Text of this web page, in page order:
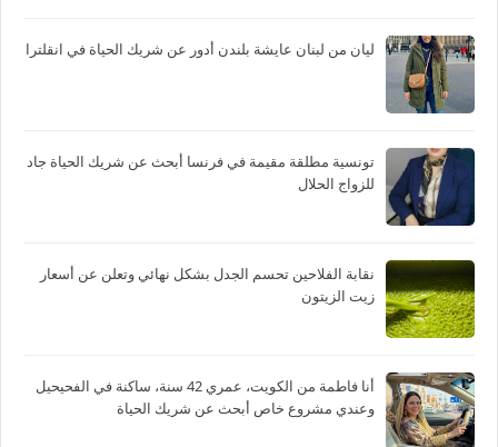
ليان من لبنان عايشة بلندن أدور عن شريك الحياة في انقلترا
تونسية مطلقة مقيمة في فرنسا أبحث عن شريك الحياة جاد
للزواج الحلال
نقابة الفلاحين تحسم الجدل بشكل نهائي وتعلن عن أسعار
زيت الزيتون
أنا فاطمة من الكويت، عمري 42 سنة، ساكنة في الفحيحيل
وعندي مشروع خاص أبحث عن شريك الحياة